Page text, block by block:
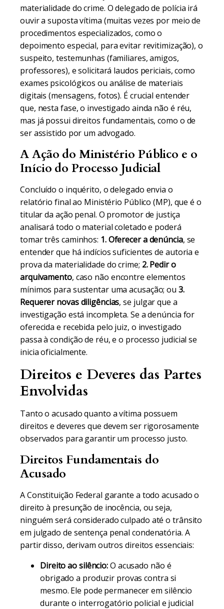
materialidade do crime. O delegado de polícia irá
ouvir a suposta vítima (muitas vezes por meio de
procedimentos especializados, como o
depoimento especial, para evitar revitimização), o
suspeito, testemunhas (familiares, amigos,
professores), e solicitará laudos periciais, como
exames psicológicos ou análise de materiais
digitais (mensagens, fotos). É crucial entender
que, nesta fase, o investigado ainda não é réu,
mas já possui direitos fundamentais, como o de
ser assistido por um advogado.
A Ação do Ministério Público e o
Início do Processo Judicial
Concluído o inquérito, o delegado envia o
relatório final ao Ministério Público (MP), que é o
titular da ação penal. O promotor de justiça
analisará todo o material coletado e poderá
tomar três caminhos: 1. Oferecer a denúncia, se
entender que há indícios suficientes de autoria e
prova da materialidade do crime; 2. Pedir o
arquivamento, caso não encontre elementos
mínimos para sustentar uma acusação; ou 3.
Requerer novas diligências, se julgar que a
investigação está incompleta. Se a denúncia for
oferecida e recebida pelo juiz, o investigado
passa à condição de réu, e o processo judicial se
inicia oficialmente.
Direitos e Deveres das Partes
Envolvidas
Tanto o acusado quanto a vítima possuem
direitos e deveres que devem ser rigorosamente
observados para garantir um processo justo.
Direitos Fundamentais do
Acusado
A Constituição Federal garante a todo acusado o
direito à presunção de inocência, ou seja,
ninguém será considerado culpado até o trânsito
em julgado de sentença penal condenatória. A
partir disso, derivam outros direitos essenciais:
Direito ao silêncio:O acusado não é
obrigado a produzir provas contra si
mesmo. Ele pode permanecer em silêncio
durante o interrogatório policial e judicial